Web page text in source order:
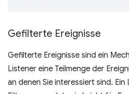
Gefilterte Ereignisse
Gefilterte Ereignisse sind ein
Listener eine Teilmenge der
an denen Sie interessiert sind. Ein